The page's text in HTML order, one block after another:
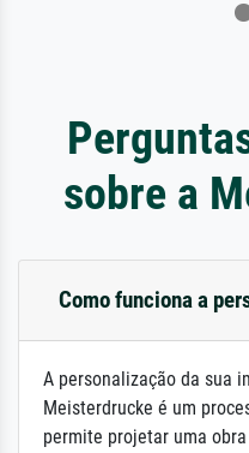
sobre a
Como funciona a
A personalização da sua
Meisterdrucke é um
permite projetar uma